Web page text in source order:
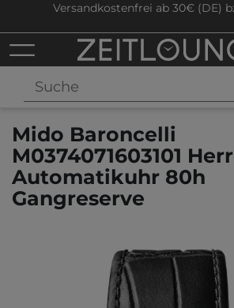
Versandkostenfrei ab 30€ (DE)
Mido Baroncelli
M0374071603101
Automatikuhr 80h
Gangreserve